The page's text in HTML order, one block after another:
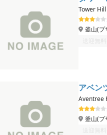
Tower
釜山(プ
送迎無料
アベン
Aventree
釜山(プ
送迎無料